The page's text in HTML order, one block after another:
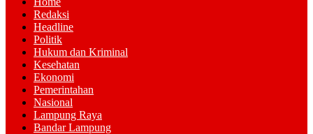
Redaksi
Headline
Politik
Hukum dan Kriminal
Kesehatan
Ekonomi
Pemerintahan
Nasional
Lampung Raya
Bandar Lampung